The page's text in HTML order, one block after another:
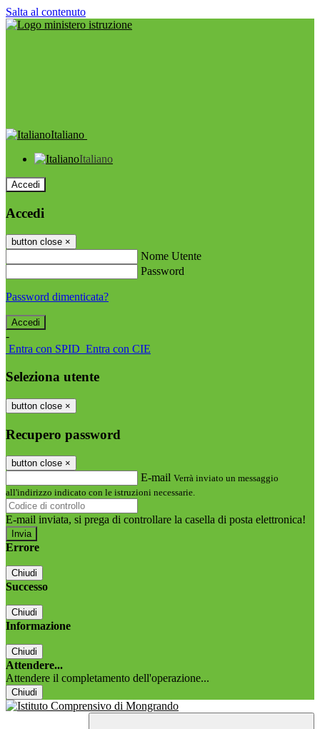
Salta al contenuto
Italiano
Italiano
Accedi
Accedi
button close ×
Nome Utente
Password
Password dimenticata?
-
Entra con SPID Entra con CIE
Seleziona utente
button close ×
Recupero password
button close ×
E-mail Verrà inviato un messaggio
all'indirizzo indicato con le istruzioni necessarie.
E-mail inviata, si prega di controllare la casella di posta elettronica!
Errore
Chiudi
Successo
Chiudi
Informazione
Chiudi
Attendere...
Attendere il completamento dell'operazione...
Chiudi